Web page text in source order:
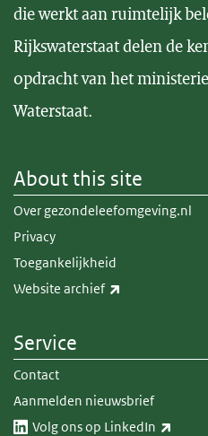
die werkt aan ruimtelijk
Rijkswaterstaat delen de
opdracht van het
Waterstaat.
About this site
Over gezondeleefomgeving.nl
Privacy
Toegankelijkheid
Website archief
Service
Contact
Aanmelden nieuwsbrief
Volg ons op LinkedIn​​